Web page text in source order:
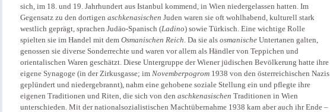
sich, im 18. und 19. Jahrhundert aus Istanbul kommend, in Wien niedergelassen hatten. Im
Gegensatz zu den dortigen aschkenasischen Juden waren sie oft wohlhabend, kulturell stark
westlich geprägt, sprachen Judäo-Spanisch (Ladino) sowie Türkisch. Eine wichtige Rolle
spielten sie im Handel mit dem Osmanischen Reich . Da sie als osmanische Untertanen galten,
genossen sie diverse Sonderrechte und waren vor allem als Händler von Teppichen und
orientalischen Waren geschätzt. Diese Untergruppe der Wiener jüdischen Bevölkerung hatte ihre
eigene Synagoge (in der Zirkusgasse; im Novemberpogrom 1938 von den österreichischen Nazis
geplündert und niedergebrannt), nahm eine gehobene soziale Stellung ein und pflegte ihre
eigenen Traditionen und Riten, die sich von den aschkenasischen Traditionen in Wien
unterschieden. Mit der nationalsozialistischen Machtübernahme 1938 kam aber auch ihr Ende –